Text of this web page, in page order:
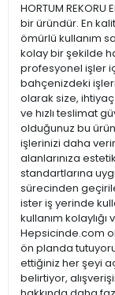
HORTUM REKORU
bir üründür. En
ömürlü kullanım
kolay bir şekilde
profesyonel işler
bahçenizdeki
olarak size,
ve hızlı teslimat
olduğunuz bu
işlerinizi daha
alanlarınıza
standartlarına
sürecinden
ister iş yerinde
kullanım kolaylığı
Hepsicinde.com
ön planda
ettiğiniz her şeyi
belirtiyor,